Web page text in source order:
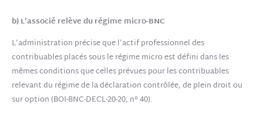
b) L’associé relève du régime micro-BNC
L’administration précise que l’actif professionnel des
contribuables placés sous le régime micro est défini dans les
mêmes conditions que celles prévues pour les contribuables
relevant du régime de la déclaration contrôlée, de plein droit ou
sur option (BOI-BNC-DECL-20-20, n° 40).